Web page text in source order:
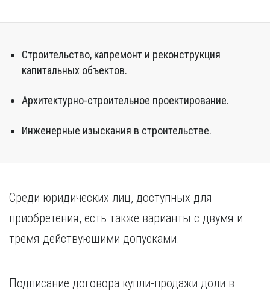
Курск
Липецк
Магнитогорск
Мурманск
Нижний Тагил
Новокузнецк
Новосибирск
Ч
Череповец
Я
Строительство, капремонт и реконструкция
капитальных объектов.
Архитектурно-строительное проектирование.
Инженерные изыскания в строительстве.
Среди юридических лиц, доступных для
приобретения, есть также варианты с двумя и
тремя действующими допусками.
Подписание договора купли-продажи доли в